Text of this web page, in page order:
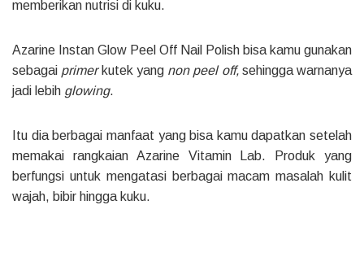
memberikan nutrisi di kuku.
Azarine Instan Glow Peel Off Nail Polish bisa kamu gunakan
sebagai primerkutek yang non peel off,sehingga warnanya
jadi lebih glowing.
Itu dia berbagai manfaat yang bisa kamu dapatkan setelah
memakai rangkaian Azarine Vitamin Lab. Produk yang
berfungsi untuk mengatasi berbagai macam masalah kulit
wajah, bibir hingga kuku.